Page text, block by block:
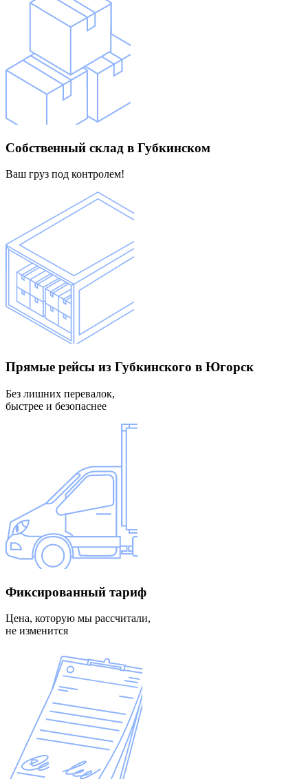
Собственный склад в Губкинском
Ваш груз под контролем!
Прямые рейсы из Губкинского в Югорск
Без лишних перевалок,
быстрее и безопаснее
Фиксированный тариф
Цена, которую мы рассчитали,
не изменится